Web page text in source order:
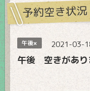
予約空き状況
午後× 2021-03-
午後 空きがあり